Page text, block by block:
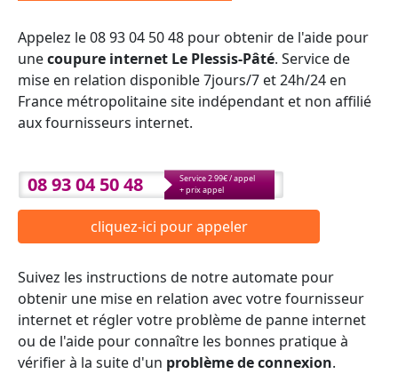
Appelez le 08 93 04 50 48 pour obtenir de l'aide pour
unecoupure internet Le Plessis-Pâté. Service de
mise en relation disponible 7jours/7 et 24h/24 en
France métropolitaine site indépendant et non affilié
aux fournisseurs internet.
08 93 04 50 48
Service 2.99€ / appel
+ prix appel
cliquez-ici pour appeler
Suivez les instructions de notre automate pour
obtenir une mise en relation avec votre fournisseur
internet et régler votre problème de panne internet
ou de l'aide pour connaître les bonnes pratique à
vérifier à la suite d'un problème de connexion.